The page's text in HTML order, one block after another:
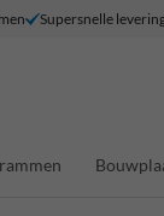
Supersnelle